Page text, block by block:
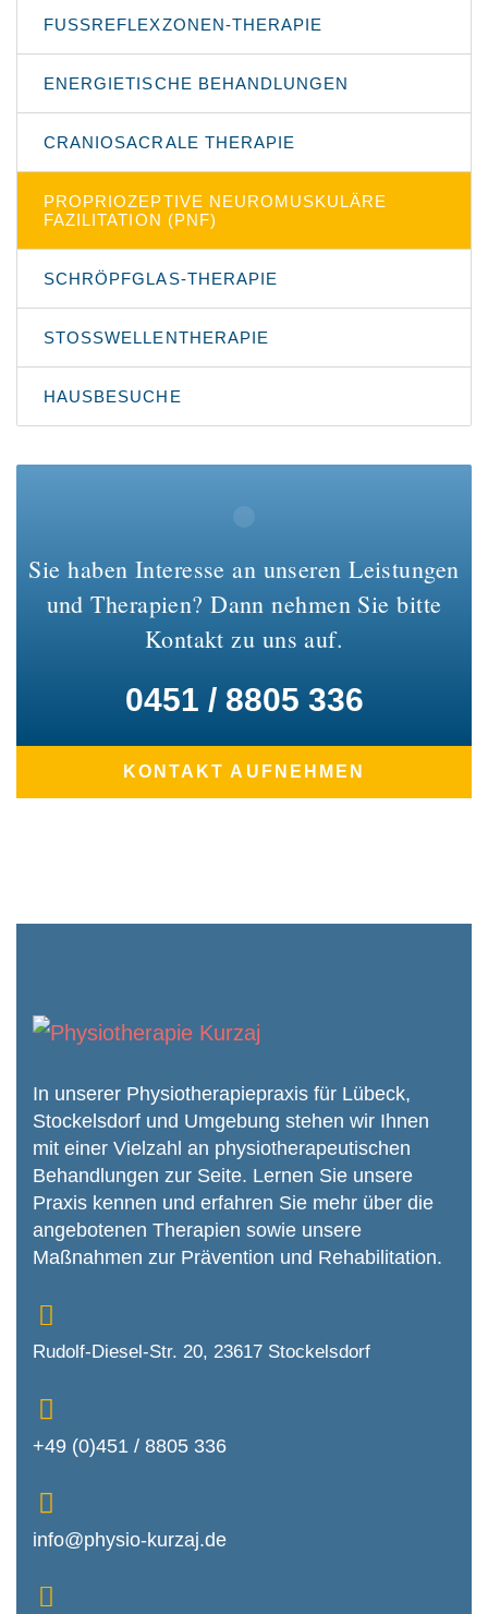
FUSSREFLEXZONEN-THERAPIE
ENERGIETISCHE BEHANDLUNGEN
CRANIOSACRALE THERAPIE
PROPRIOZEPTIVE NEURO­MUSKULÄRE
FAZILITATION (PNF)
SCHRÖPFGLAS-THERAPIE
STOSSWELLENTHERAPIE
HAUSBESUCHE
Sie haben Interesse an unseren Leistungen
und Therapien? Dann nehmen Sie bitte
Kontakt zu uns auf.
0451 / 8805 336
KONTAKT AUFNEHMEN
In unserer Physiotherapiepraxis für Lübeck,
Stockelsdorf und Umgebung stehen wir Ihnen
mit einer Vielzahl an physiothera­peutischen
Behandlungen zur Seite. Lernen Sie unsere
Praxis kennen und erfahren Sie mehr über die
angebotenen Therapien sowie unsere
Maßnahmen zur Prävention und Rehabilitation.
Rudolf-Diesel-Str. 20, 23617 Stockelsdorf
+49 (0)451 / 8805 336
info@physio-kurzaj.de